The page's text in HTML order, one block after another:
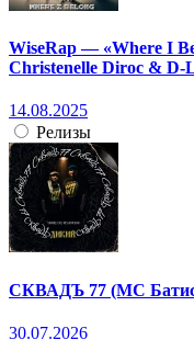
WiseRap — «Where I
Christenelle Diroc & D-
14.08.2025
Релизы
СКВАДЪ 77 (МС
30.07.2026